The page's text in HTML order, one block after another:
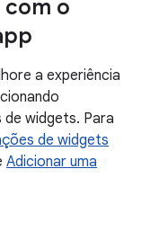
com o
a experiência
de widgets. Para
de widgets
Adicionar uma